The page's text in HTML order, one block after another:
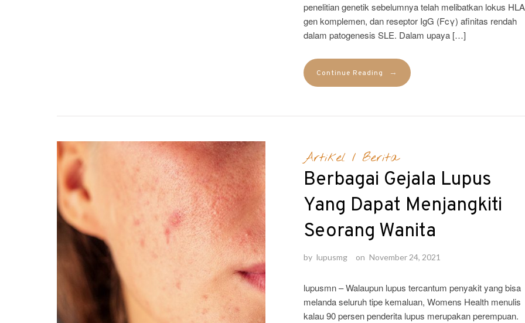
penelitian genetik sebelumnya telah melibatkan lokus
gen komplemen, dan reseptor IgG (Fcγ) afinitas rendah
dalam patogenesis SLE. Dalam upaya […]
Continue Reading →
Artikel/ Berita
Berbagai Gejala Lupus
Yang Dapat Menjangkiti
Seorang Wanita
by lupusmg on November 24, 2021
lupusmn – Walaupun lupus tercantum penyakit yang bisa
melanda seluruh tipe kemaluan, Womens Health menulis
kalau 90 persen penderita lupus merupakan perempuan.